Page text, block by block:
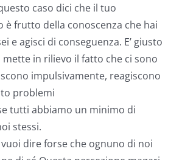
caso dici che il tuo
frutto della conoscenza che hai
e agisci di conseguenza. E’ giusto
in rilievo il fatto che ci sono
impulsivamente, reagiscono
problemi
tutti abbiamo un minimo di
stessi.
dire forse che ognuno di noi